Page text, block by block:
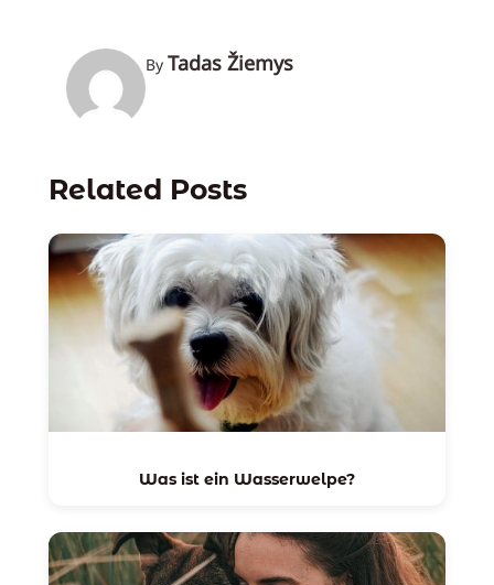
By Tadas Žiemys
Related Posts
Was ist ein Wasserwelpe?